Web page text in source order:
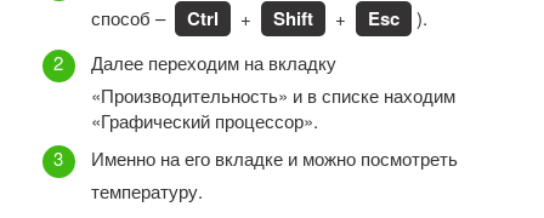
способ –
Ctrl + Shift + Esc
).
Далее переходим на вкладку
«Производительность» и в списке находим
«Графический процессор».
Именно на его вкладке и можно посмотреть
температуру.